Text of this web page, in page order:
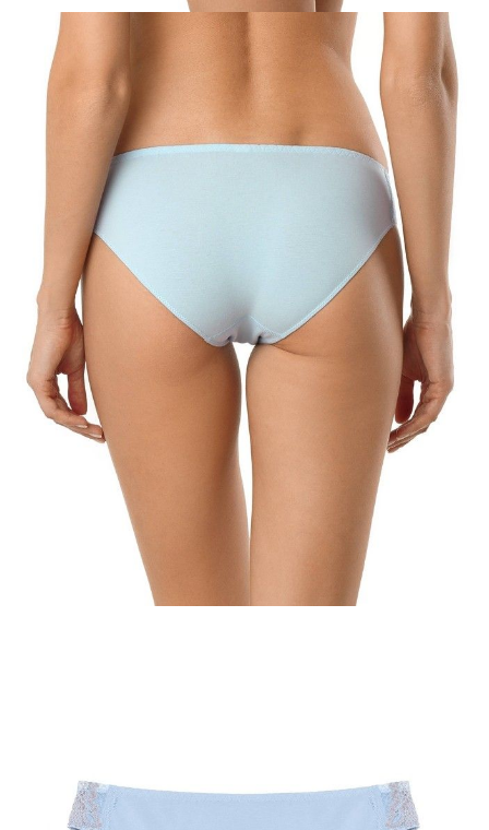
Majtki "bikini" LEILA 16С-155ТСП (na wieszaku),r. 106/XXL, jasno-
niebieski
40,90 zł
Kolory:
BRAK
Tabela rozmiarów
106/XL
DODAJ DO KOSZYKA
Jak złożyć zamówienie
POWIADOM MNIE O DOSTĘPNOŚCI
ПОЛУЧИТЬ ПО EMAIL
darmowa od 99 zł
czas dostawy: 1-2 dni robocze
Paczkomaty InPost 24/7,
darmowa od 50 zł
czas dostawy: 1-2 dni robocze
w sklepie Conte (Łodz)
pn.- czw. 8:00 - 16:00, pt. 8:00 - 14:00
Św. Teresy 91
91-341, Łódź, Polska
+48 500-503-636